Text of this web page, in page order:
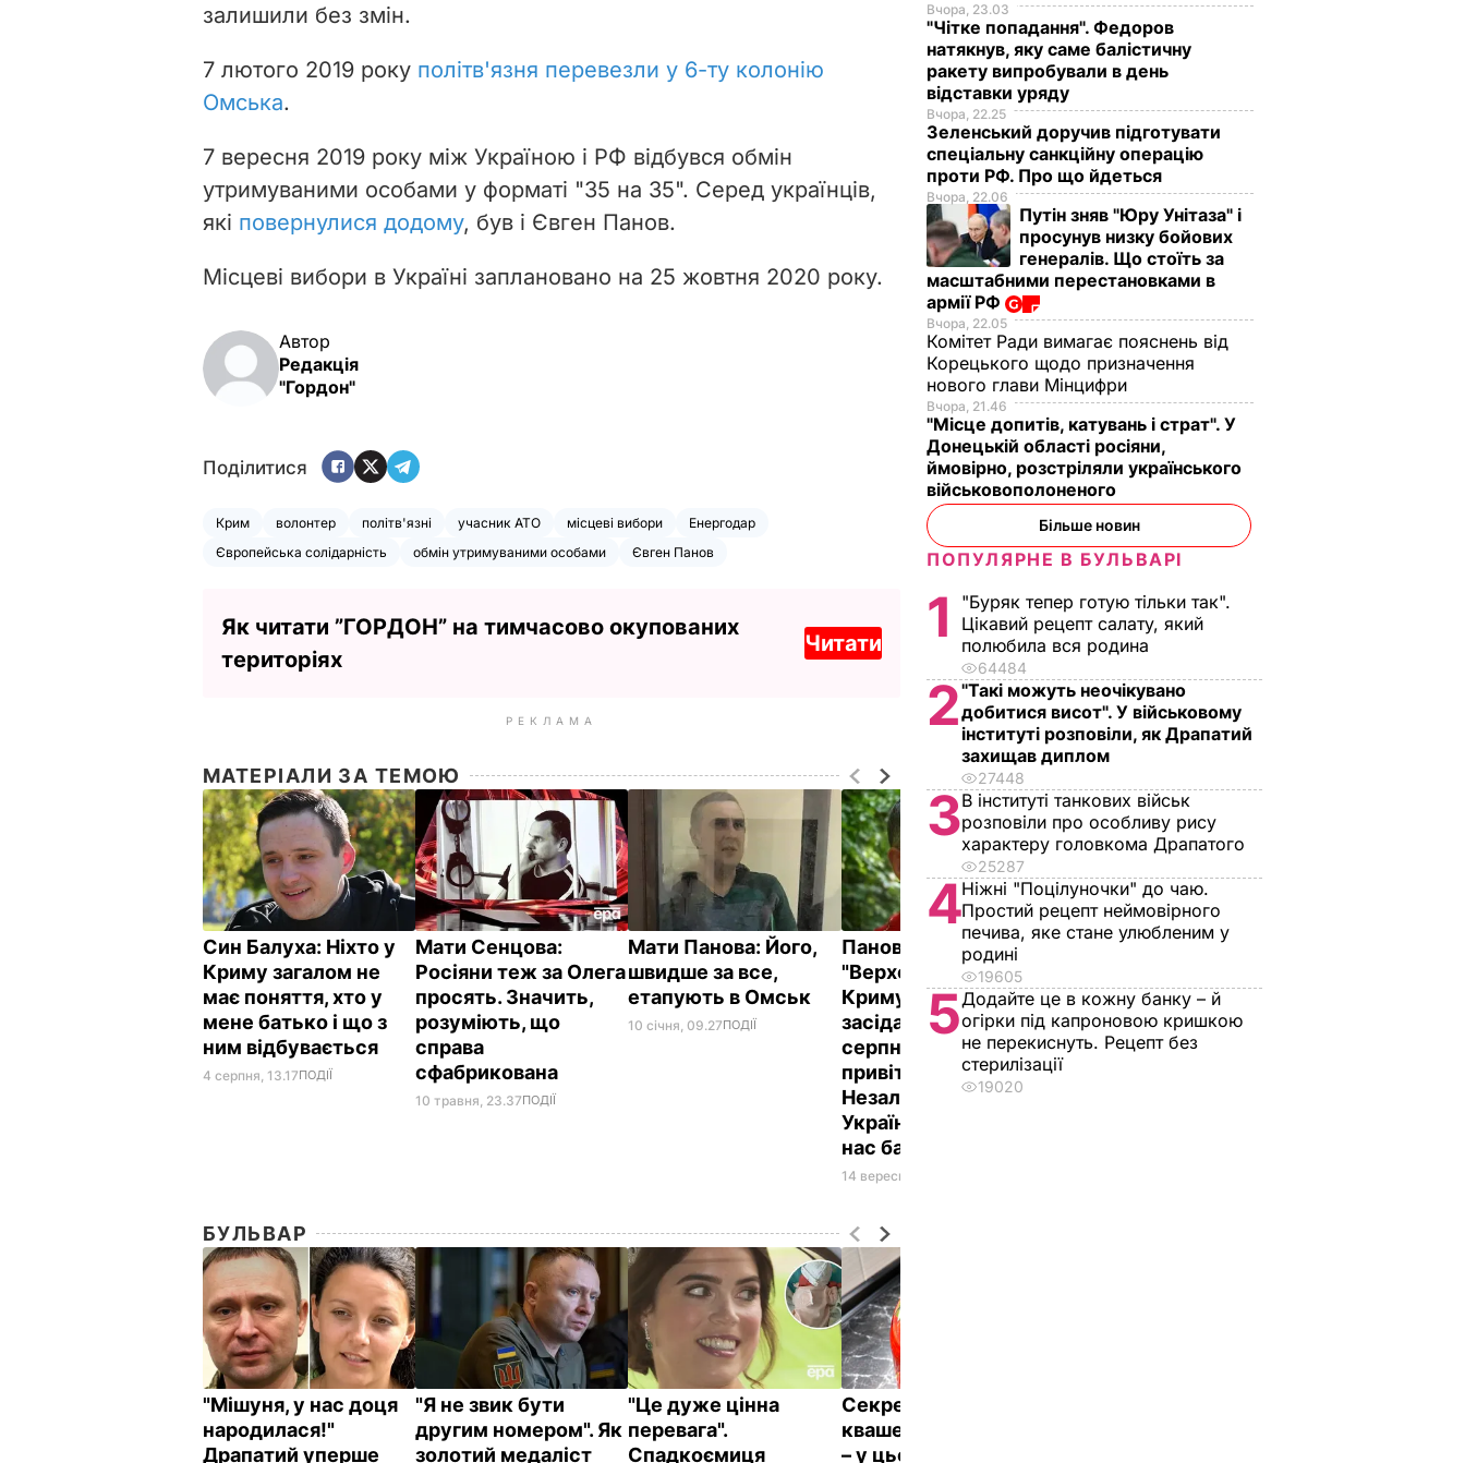
залишили без змін.
7 лютого 2019 року політв'язня перевезли у 6-ту колонію
Омська.
7 вересня 2019 року між Україною і РФ відбувся обмін
утримуваними особами у форматі "35 на 35". Серед українців,
які повернулися додому, був і Євген Панов.
Місцеві вибори в Україні заплановано на 25 жовтня 2020 року.
Автор
Редакція
"Гордон"
Поділитися
Крим волонтер політв'язні учасник АТО місцеві вибори
Енергодар
Європейська солідарність
обмін утримуваними особами Євген Панов
Як читати ”ГОРДОН” на тимчасово окупованих
територіях
Читати
РЕКЛАМА
МАТЕРІАЛИ ЗА ТЕМОЮ
Син Балуха: Ніхто у
Криму загалом не
має поняття, хто у
мене батько і що з
ним відбувається
4 серпня, 13.17ПОДІЇ
Мати Сенцова:
Росіяни теж за Олега
просять. Значить,
розуміють, що
справа
сфабрикована
10 травня, 23.37ПОДІЇ
Мати Панова: Його,
швидше за все,
етапують в Омськ
10 січня, 09.27ПОДІЇ
Панов: У
"Верховному суді
Криму" попало
засідання на 24
серпня. Я "суддів"
привітав із Днем
Незалежності
України, сказав, що у
нас багато в'язниць
14 вересня, 11.04
БУЛЬВАР
"Мішуня, у нас доця
народилася!"
Драпатий уперше
"Я не звик бути
другим номером". Як
золотий медаліст
"Це дуже цінна
перевага".
Спадкоємиця
Секрет пружності
квашених помідорів
– у цьому листі.
Вчора, 23.03
"Чітке попадання". Федоров
натякнув, яку саме балістичну
ракету випробували в день
відставки уряду
Вчора, 22.25
Зеленський доручив підготувати
спеціальну санкційну операцію
проти РФ. Про що йдеться
Вчора, 22.06
Путін зняв "Юру Унітаза" і
просунув низку бойових
генералів. Що стоїть за
масштабними перестановками в
армії РФ
Вчора, 22.05
Комітет Ради вимагає пояснень від
Корецького щодо призначення
нового глави Мінцифри
Вчора, 21.46
"Місце допитів, катувань і страт". У
Донецькій області росіяни,
ймовірно, розстріляли українського
військовополоненого
Більше новин
ПОПУЛЯРНЕ В БУЛЬВАРІ
1
"Буряк тепер готую тільки так".
Цікавий рецепт салату, який
полюбила вся родина
64484
2"Такі можуть неочікувано
добитися висот". У військовому
інституті розповіли, як Драпатий
захищав диплом
27448
3В інституті танкових військ
розповіли про особливу рису
характеру головкома Драпатого
25287
4Ніжні "Поцілуночки" до чаю.
Простий рецепт неймовірного
печива, яке стане улюбленим у
родині
19605
5Додайте це в кожну банку – й
огірки під капроновою кришкою
не перекиснуть. Рецепт без
стерилізації
19020